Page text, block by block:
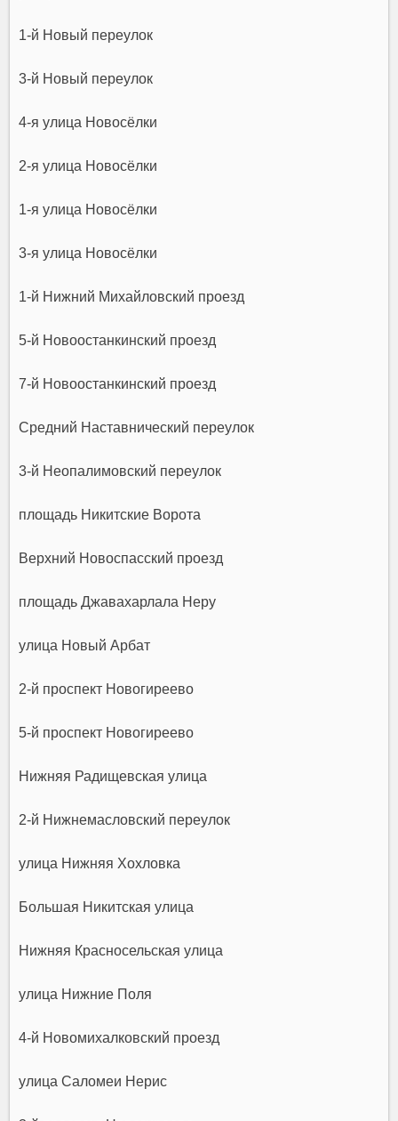
1-й Новый переулок
3-й Новый переулок
4-я улица Новосёлки
2-я улица Новосёлки
1-я улица Новосёлки
3-я улица Новосёлки
1-й Нижний Михайловский проезд
5-й Новоостанкинский проезд
7-й Новоостанкинский проезд
Средний Наставнический переулок
3-й Неопалимовский переулок
площадь Никитские Ворота
Верхний Новоспасский проезд
площадь Джавахарлала Неру
улица Новый Арбат
2-й проспект Новогиреево
5-й проспект Новогиреево
Нижняя Радищевская улица
2-й Нижнемасловский переулок
улица Нижняя Хохловка
Большая Никитская улица
Нижняя Красносельская улица
улица Нижние Поля
4-й Новомихалковский проезд
улица Саломеи Нерис